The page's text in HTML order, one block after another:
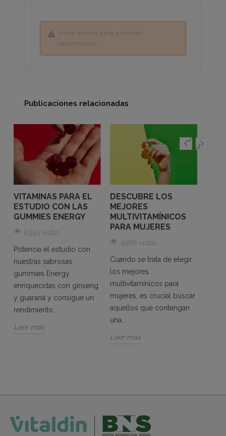
Inicia sesión para publicar
comentarios
Publicaciones relacionadas
VITAMINAS PARA EL
ESTUDIO CON LAS
GUMMIES ENERGY
6345 vistas
Potencia el estudio con
nuestras sabrosas
gummies Energy
enriquecidas con ginseng
y guaraná y consigue un
rendimiento...
Leer más
DESCUBRE LOS
MEJORES
MULTIVITAMÍNICOS
PARA MUJERES
4986 vistas
Cuando se trata de elegir
los mejores
multivitamínicos para
mujeres, es crucial buscar
aquellos que contengan
una...
Leer más